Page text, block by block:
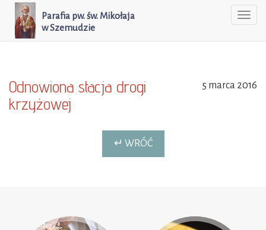
Parafia pw. św. Mikołaja
w Szemudzie
5 marca 2016
Odnowiona stacja drogi
krzyżowej
↵ WRÓĆ